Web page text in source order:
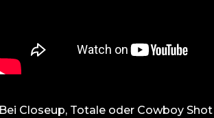
Bei Closeup, Totale oder Cowboy